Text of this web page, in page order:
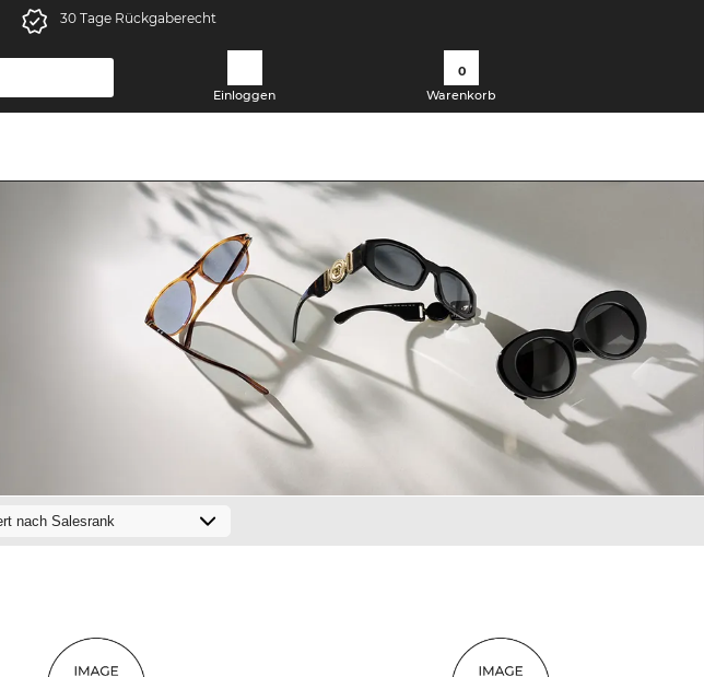
30 Tage Rückgaberecht
Einloggen
0
Warenkorb